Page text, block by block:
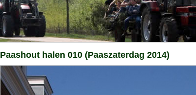
Paashout halen 010 (Paaszaterdag 2014)